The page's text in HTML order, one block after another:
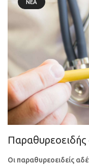
ΝΈΑ
Παραθυρεοειδής
Οι παραθυρεοειδείς